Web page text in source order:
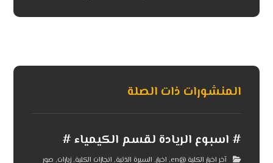
المنشورات ذات الصلة
# اسبوع الريادة لقسم الكيمياء #
آخر اخبار الكلية @en , اخبار, السيرة الذتية, انجازات الكلية,زيارات, صور